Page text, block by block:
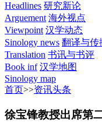
Headlines 研究新论
Arguement 海外视点
Viewpoint 汉学动态
Sinology news 翻译与传
Translation 书讯与书评
Book inf 汉学地图
Sinology map
首页>>资讯头条
徐宝锋教授出席第